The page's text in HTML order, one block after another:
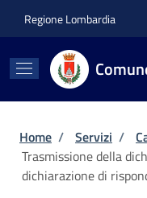
Regione Lombardia
Briciole di
Home / Servizi /
Trasmissione della
dichiarazione di